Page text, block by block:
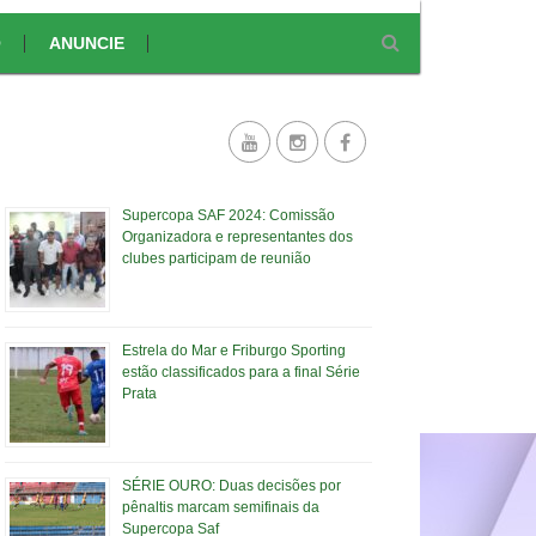
ANUNCIE
Supercopa SAF 2024: Comissão
Organizadora e representantes dos
clubes participam de reunião
Estrela do Mar e Friburgo Sporting
estão classificados para a final Série
Prata
SÉRIE OURO: Duas decisões por
pênaltis marcam semifinais da
Supercopa Saf